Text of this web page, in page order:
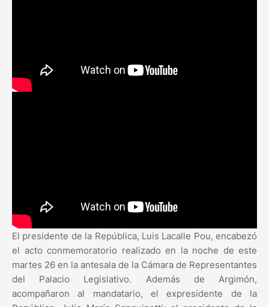
El presidente de la República, Luis Lacalle Pou, encabezó
el acto conmemoratorio realizado en la noche de este
martes 26 en la antesala de la Cámara de Representantes
del Palacio Legislativo. Además de Argimón,
acompañaron al mandatario, el expresidente de la